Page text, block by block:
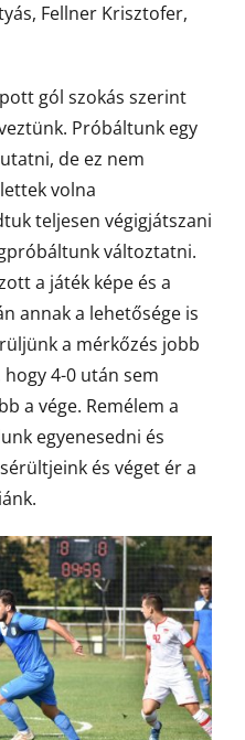
Fellner Krisztofer,
gól szokás szerint
Próbáltunk egy
de ez nem
volna
teljesen végigjátszani
változtatni.
a játék képe és a
annak a lehetősége is
a mérkőzés jobb
4-0 után sem
a vége. Remélem a
egyenesedni és
és véget ér a